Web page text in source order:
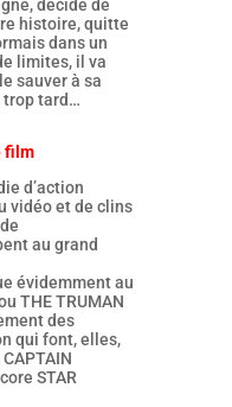
décide de
histoire, quitte
dans un
limites, il va
sauver à sa
trop tard…
film
d’action
vidéo et de clins
au grand
évidemment au
THE TRUMAN
des
qui font, elles,
STAR